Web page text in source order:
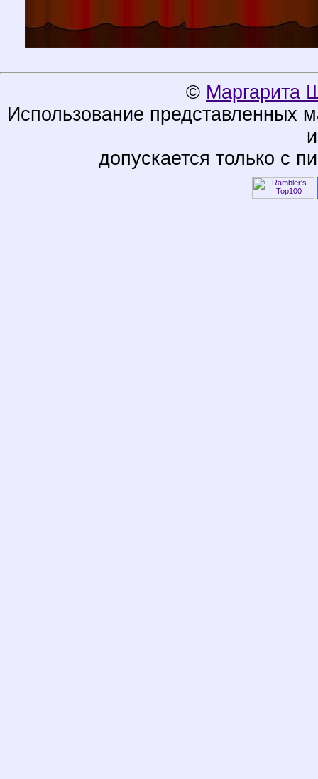
© Маргарита
Использование представленных
допускается только с